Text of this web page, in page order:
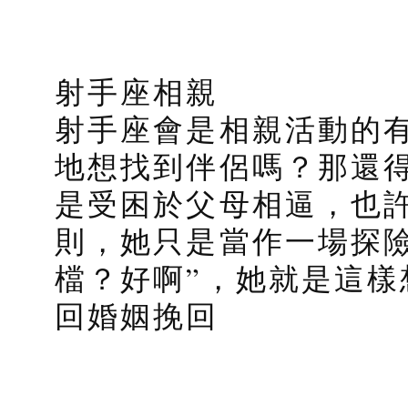
射手座相親
射手座會是相親活動的
地想找到伴侶嗎？那還
是受困於父母相逼，也
則，她只是當作一場探
檔？好啊”，她就是這
回婚姻挽回